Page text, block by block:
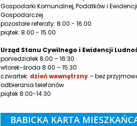
Gospodarki Komunalnej, Podatków i
Gospodarczej
pozostałe referaty: 8.00 - 16.00
piątek: 8.00 - 15.00
Urząd Stanu Cywilnego i Ewidencji
poniedziałek 8:00 – 16:30
wtorek-środa 8:00 – 15:30
czwartek: dzień wewnętrzny– bez
odbierania telefonów
piątek 8:00-14:30
BABICKA KARTA